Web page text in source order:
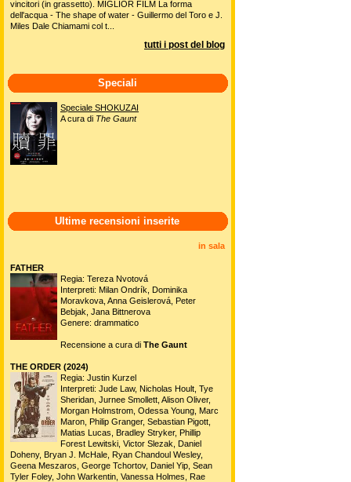
vincitori (in grassetto). MIGLIOR FILM La forma
dell'acqua - The shape of water - Guillermo del Toro e J.
Miles Dale Chiamami col t...
tutti i post del blog
Speciali
Speciale SHOKUZAI
A cura di The Gaunt
Ultime recensioni inserite
in sala
FATHER
Regia: Tereza Nvotová
Interpreti: Milan Ondrík, Dominika
Moravkova, Anna Geislerová, Peter
Bebjak, Jana Bittnerova
Genere: drammatico
Recensione a cura di The Gaunt
THE ORDER (2024)
Regia: Justin Kurzel
Interpreti: Jude Law, Nicholas Hoult, Tye
Sheridan, Jurnee Smollett, Alison Oliver,
Morgan Holmstrom, Odessa Young, Marc
Maron, Philip Granger, Sebastian Pigott,
Matias Lucas, Bradley Stryker, Phillip
Forest Lewitski, Victor Slezak, Daniel
Doheny, Bryan J. McHale, Ryan Chandoul Wesley,
Geena Meszaros, George Tchortov, Daniel Yip, Sean
Tyler Foley, John Warkentin, Vanessa Holmes, Rae